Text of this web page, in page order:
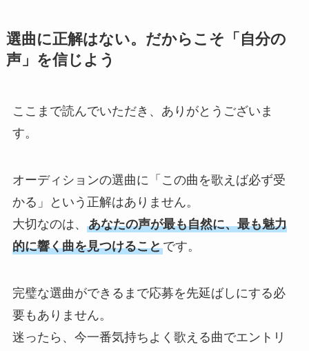
選曲に正解はない。だからこそ「自分の
声」を信じよう
ここまで読んでいただき、ありがとうございま
す。
オーディションの選曲に「この曲を歌えば必ず受
かる」という正解はありません。
大切なのは、 あなたの声が最も自然に、最も魅力
的に響く曲を見つけることです。
完璧な選曲ができるまで応募を先延ばしにする必
要もありません。
迷ったら、今一番気持ちよく歌える曲でエントリ